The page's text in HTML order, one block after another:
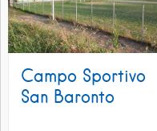
Campo Sportivo
San Baronto